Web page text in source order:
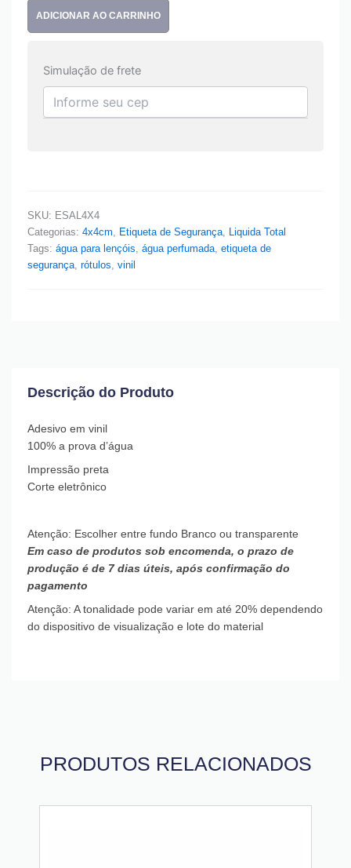
ADICIONAR AO CARRINHO
Simulação de frete
SKU: ESAL4X4
Categorias: 4x4cm, Etiqueta de Segurança, Liquida Total
Tags: água para lençóis, água perfumada, etiqueta de
segurança, rótulos, vinil
Descrição do Produto
Adesivo em vinil
100% a prova d’água
Impressão preta
Corte eletrônico
Atenção: Escolher entre fundo Branco ou transparente
Em caso de produtos sob encomenda, o prazo de
produção é de 7 dias úteis, após confirmação do
pagamento
Atenção: A tonalidade pode variar em até 20% dependendo
do dispositivo de visualização e lote do material
PRODUTOS RELACIONADOS